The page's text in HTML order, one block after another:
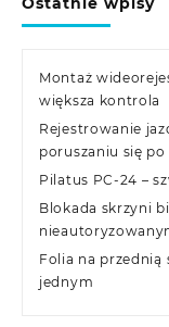
Montaż
większa kontrola
Rejestrowanie
poruszaniu się
Pilatus PC-24 –
Blokada skrzyni
Folia na
jednym